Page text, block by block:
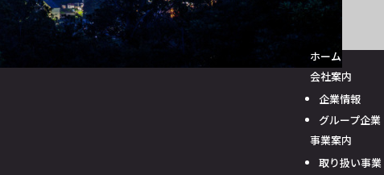
ホーム
会社案内
企業情報
グループ企業
事業案内
取り扱い事業